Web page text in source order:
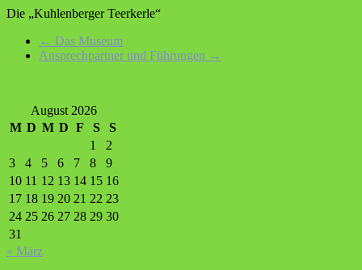
Die „Kuhlenberger Teerkerle“
← Das Museum
Ansprechpartner und Führungen →
August 2026
M D M D F S
S
1
2
3
4 5 6 7 8
9
10 11 12 13 14 15 16
17 18 19 20 21 22 23
24 25 26 27 28 29 30
31
« März